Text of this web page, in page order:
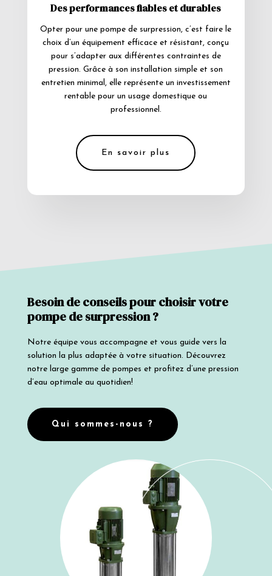
Des performances fiables et durables
Opter pour une pompe de surpression, c’est faire le
choix d’un équipement efficace et résistant, conçu
pour s’adapter aux différentes contraintes de
pression. Grâce à son installation simple et son
entretien minimal, elle représente un investissement
rentable pour un usage domestique ou
professionnel.
En savoir plus
Besoin de conseils pour choisir votre
pompe de surpression ?
Notre équipe vous accompagne et vous guide vers la
solution la plus adaptée à votre situation. Découvrez
notre large gamme de pompes et profitez d’une pression
d’eau optimale au quotidien!
Qui sommes-nous ?